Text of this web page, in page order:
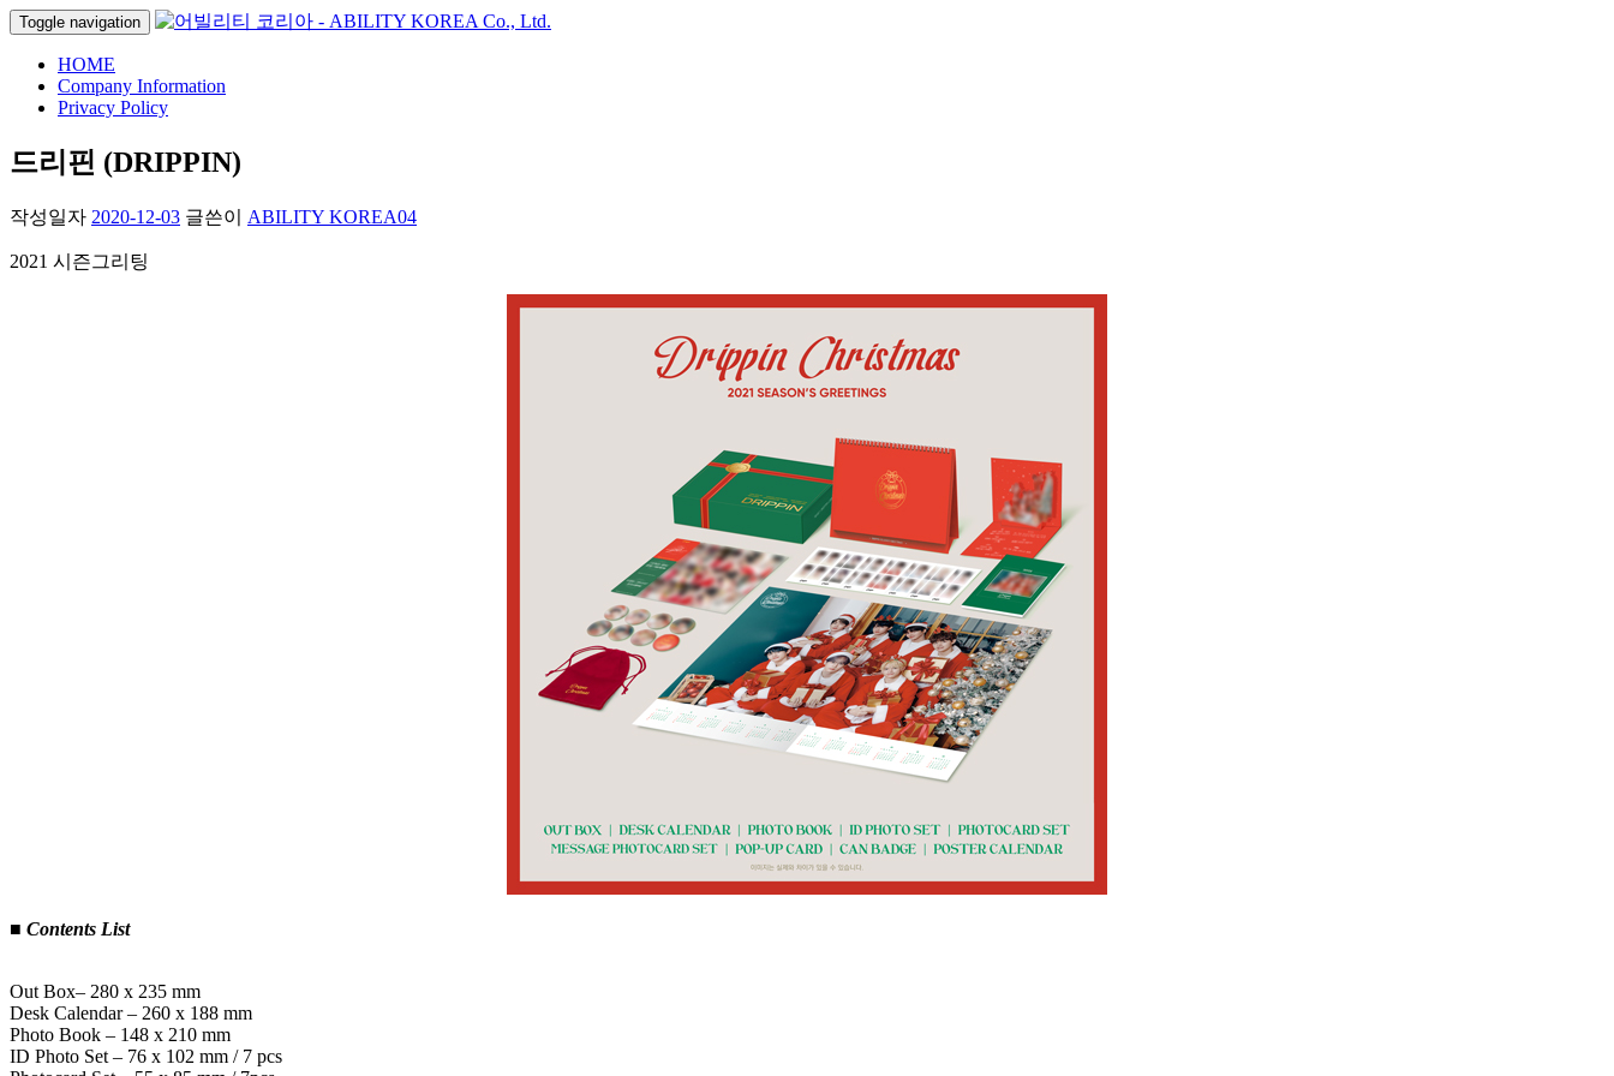
Toggle navigation
HOME
Company Information
Privacy Policy
드리핀 (DRIPPIN)
작성일자 2020-12-03 글쓴이 ABILITY KOREA04
2021 시즌그리팅
■ Contents List
Out Box– 280 x 235 mm
Desk Calendar – 260 x 188 mm
Photo Book – 148 x 210 mm
ID Photo Set – 76 x 102 mm / 7 pcs